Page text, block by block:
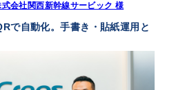
式会社関西新幹線サービック 様
で自動化。手書き・貼紙運用と